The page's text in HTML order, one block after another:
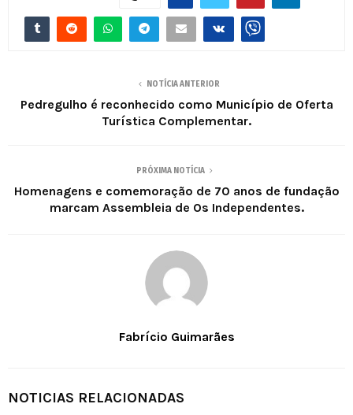
NOTÍCIA ANTERIOR
Pedregulho é reconhecido como Município de Oferta
Turística Complementar.
PRÓXIMA NOTÍCIA
Homenagens e comemoração de 70 anos de fundação
marcam Assembleia de Os Independentes.
Fabrício Guimarães
NOTICIAS RELACIONADAS